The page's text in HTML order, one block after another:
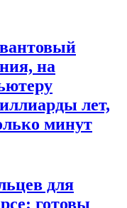
на
лет,
минут
для
готовы